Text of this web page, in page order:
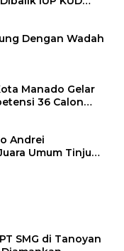
Dengan Wadah
Manado Gelar
36 Calon
Andrei
Umum Tinju
SMG di Tanoyan